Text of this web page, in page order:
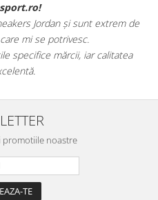
Jordan și sunt extrem de
mi se potrivesc.
specifice mărcii, iar calitatea
promotiile noastre